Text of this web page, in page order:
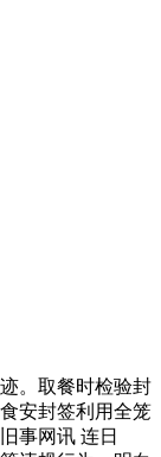
。取餐时检验封
安封签利用全笼
事网讯 连日